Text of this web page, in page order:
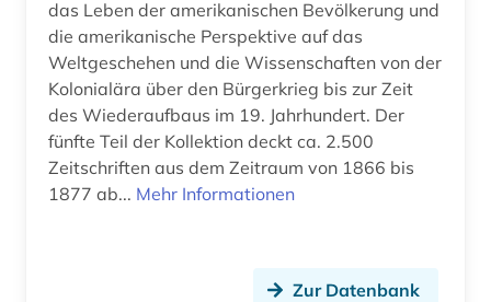
das Leben der amerikanischen Bevölkerung und
die amerikanische Perspektive auf das
Weltgeschehen und die Wissenschaften von der
Kolonialära über den Bürgerkrieg bis zur Zeit
des Wiederaufbaus im 19. Jahrhundert. Der
fünfte Teil der Kollektion deckt ca. 2.500
Zeitschriften aus dem Zeitraum von 1866 bis
1877 ab... Mehr Informationen
Zur Datenbank